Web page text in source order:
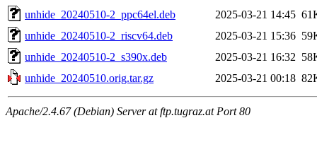
unhide_20240510-2_ppc64el.deb
2025-03-21 14:45
unhide_20240510-2_riscv64.deb
2025-03-21 15:36
unhide_20240510-2_s390x.deb
2025-03-21 16:32
unhide_20240510.orig.tar.gz
2025-03-21 00:18
Apache/2.4.67 (Debian) Server at ftp.tugraz.at Port 80